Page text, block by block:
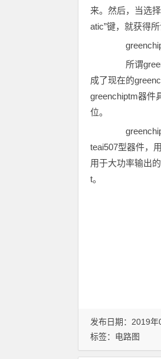
来。然后，当选
atic”键，就获得
所谓
成了现在的
greenchiptm器件
位。
teai507型器件，
用于大功率输出
t。
发布日期：2019年
标签： 电路图